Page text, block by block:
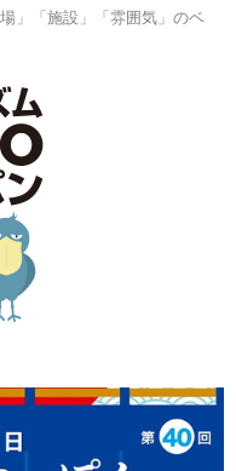
」「施設」「雰囲気」のベ